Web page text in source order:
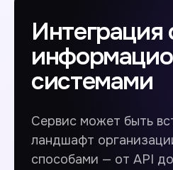
Интеграция
системами
Сервис может быть
ландшафт
способами — от API